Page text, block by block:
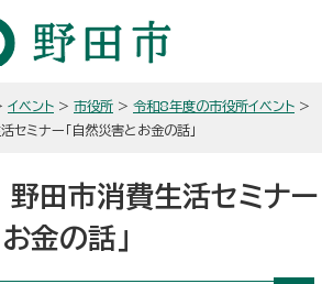
イベント > 市役所 > 令和8年度の市役所イベント >
ミナー「自然災害とお金の話」
田市消費生活セミナー
金の話」